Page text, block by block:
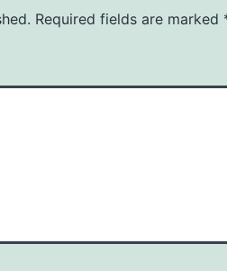
Required fields are marked